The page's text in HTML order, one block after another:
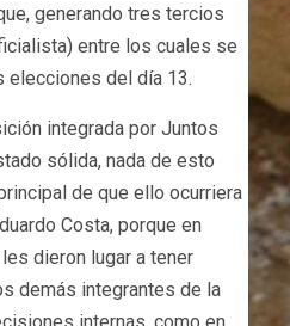
generando tres tercios
entre los cuales se
elecciones del día 13.
integrada por Juntos
sólida, nada de esto
de que ello ocurriera
Costa, porque en
dieron lugar a tener
demás integrantes de la